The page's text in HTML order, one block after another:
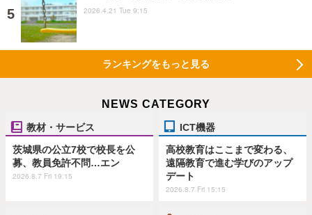
2026.4.21 Tue 9:15
ランキングをもっと見る
NEWS CATEGORY
教材・サービス
茨城県の公立7校で校長を公
募、教員免許不問…エン
2026.8.7 Fri 19:15
ICT機器
高校教育はここまで変わる、
遠隔教育で進む学びのアップ
デート
2026.8.7 Fri 15:15